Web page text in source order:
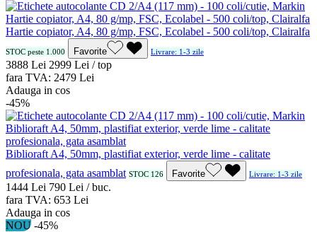
Hartie copiator, A4, 80 g/mp, FSC, Ecolabel - 500 coli/top, Clairalfa
STOC peste 1.000 Favorite Livrare: 1-3 zile
3888 Lei 2999 Lei / top
fara TVA: 2479 Lei
Adauga in cos
-45%
Biblioraft A4, 50mm, plastifiat exterior, verde lime - calitate
profesionala, gata asamblat STOC 126 Favorite Livrare: 1-3 zile
1444 Lei 790 Lei / buc.
fara TVA: 653 Lei
Adauga in cos
NOU -45%